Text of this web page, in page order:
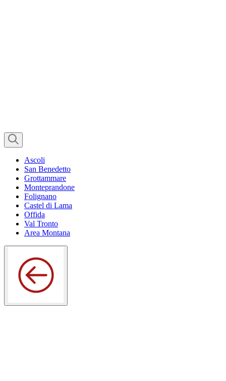
Ascoli
San Benedetto
Grottammare
Monteprandone
Folignano
Castel di Lama
Offida
Val Tronto
Area Montana